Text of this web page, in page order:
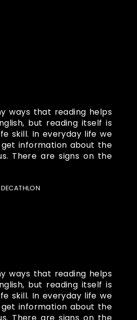
ways that reading helps
but reading itself is
skill. In everyday life we
information about the
There are signs on the
ways that reading helps
but reading itself is
skill. In everyday life we
information about the